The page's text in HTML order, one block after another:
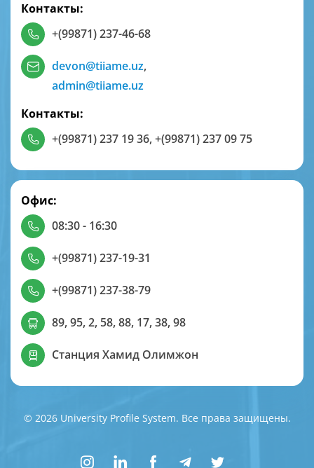
Контакты:
+(99871) 237-46-68
devon@tiiame.uz,
admin@tiiame.uz
Контакты:
+(99871) 237 19 36,+(99871) 237 09 75
Офис:
08:30 - 16:30
+(99871) 237-19-31
+(99871) 237-38-79
89, 95, 2, 58, 88, 17, 38, 98
Станция Хамид Олимжон
© 2026 University Profile System. Все права защищены.